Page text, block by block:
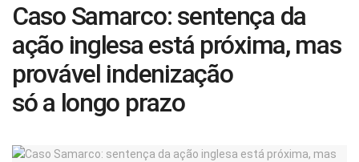
Caso Samarco: sentença da
ação inglesa está próxima, mas
provável indenização
só a longo prazo